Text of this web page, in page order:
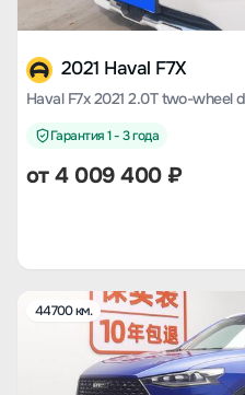
2021 Haval F7X
Гарантия 1 - 3 года
от4 009 400₽
44700 км.